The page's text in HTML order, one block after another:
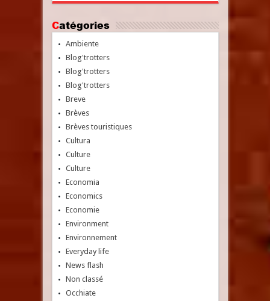
Catégories
Ambiente
Blog'trotters
Blog'trotters
Blog'trotters
Breve
Brèves
Brèves touristiques
Cultura
Culture
Culture
Economia
Economics
Economie
Environment
Environnement
Everyday life
News flash
Non classé
Occhiate